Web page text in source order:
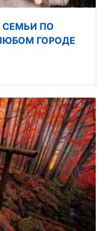
СЕМЬИ ПО
ГОРОДЕ